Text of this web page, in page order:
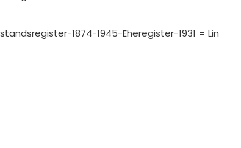
1874-1945-Eheregister-1931 = Lin